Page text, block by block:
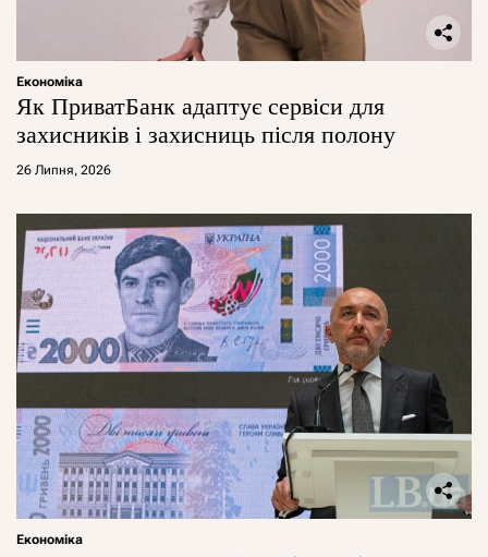
Економіка
Як ПриватБанк адаптує сервіси для
захисників і захисниць після полону
26 Липня, 2026
Економіка